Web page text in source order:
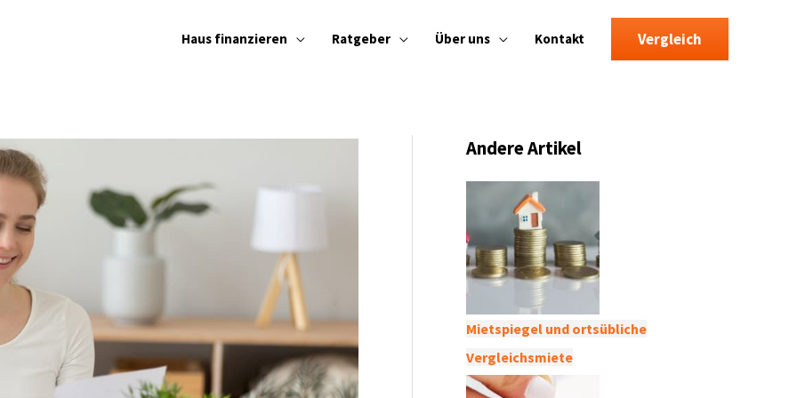
Haus finanzieren Ratgeber Über uns Kontakt Vergleich
Andere Artikel
Mietspiegel und ortsübliche
Vergleichsmiete